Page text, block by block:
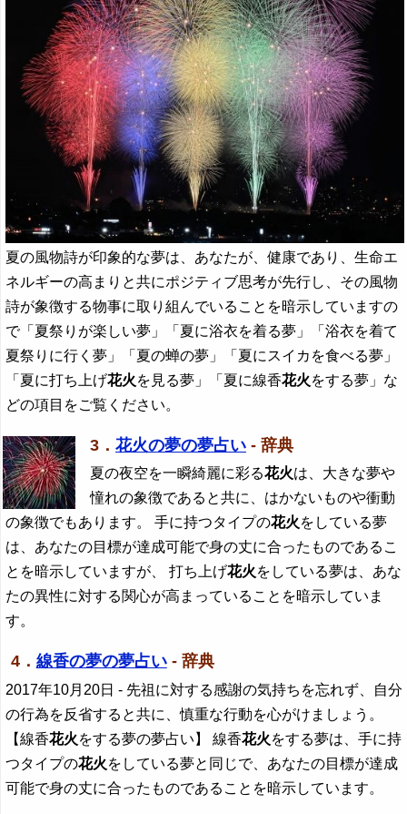
夏の風物詩が印象的な夢は、あなたが、健康であり、生命エ
ネルギーの高まりと共にポジティブ思考が先行し、その風物
詩が象徴する物事に取り組んでいることを暗示していますの
で「夏祭りが楽しい夢」「夏に浴衣を着る夢」「浴衣を着て
夏祭りに行く夢」「夏の蝉の夢」「夏にスイカを食べる夢」
「夏に打ち上げ花火を見る夢」「夏に線香花火をする夢」な
どの項目をご覧ください。
3． 花火の夢の夢占い - 辞典
夏の夜空を一瞬綺麗に彩る花火は、大きな夢や
憧れの象徴であると共に、はかないものや衝動
の象徴でもあります。 手に持つタイプの花火をしている夢
は、あなたの目標が達成可能で身の丈に合ったものであるこ
とを暗示していますが、 打ち上げ花火をしている夢は、あな
たの異性に対する関心が高まっていることを暗示していま
す。
4． 線香の夢の夢占い- 辞典
2017年10月20日 - 先祖に対する感謝の気持ちを忘れず、自分
の行為を反省すると共に、慎重な行動を心がけましょう。
【線香花火をする夢の夢占い】 線香花火をする夢は、手に持
つタイプの花火をしている夢と同じで、あなたの目標が達成
可能で身の丈に合ったものであることを暗示しています。